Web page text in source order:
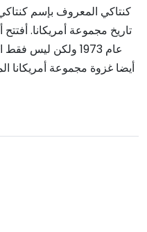
كنتاكي المعروف بإسم
تاريخ مجموعة أمريكانا.
عام 1973 ولكن
أيضا غزوة مجموعة أمريكانا